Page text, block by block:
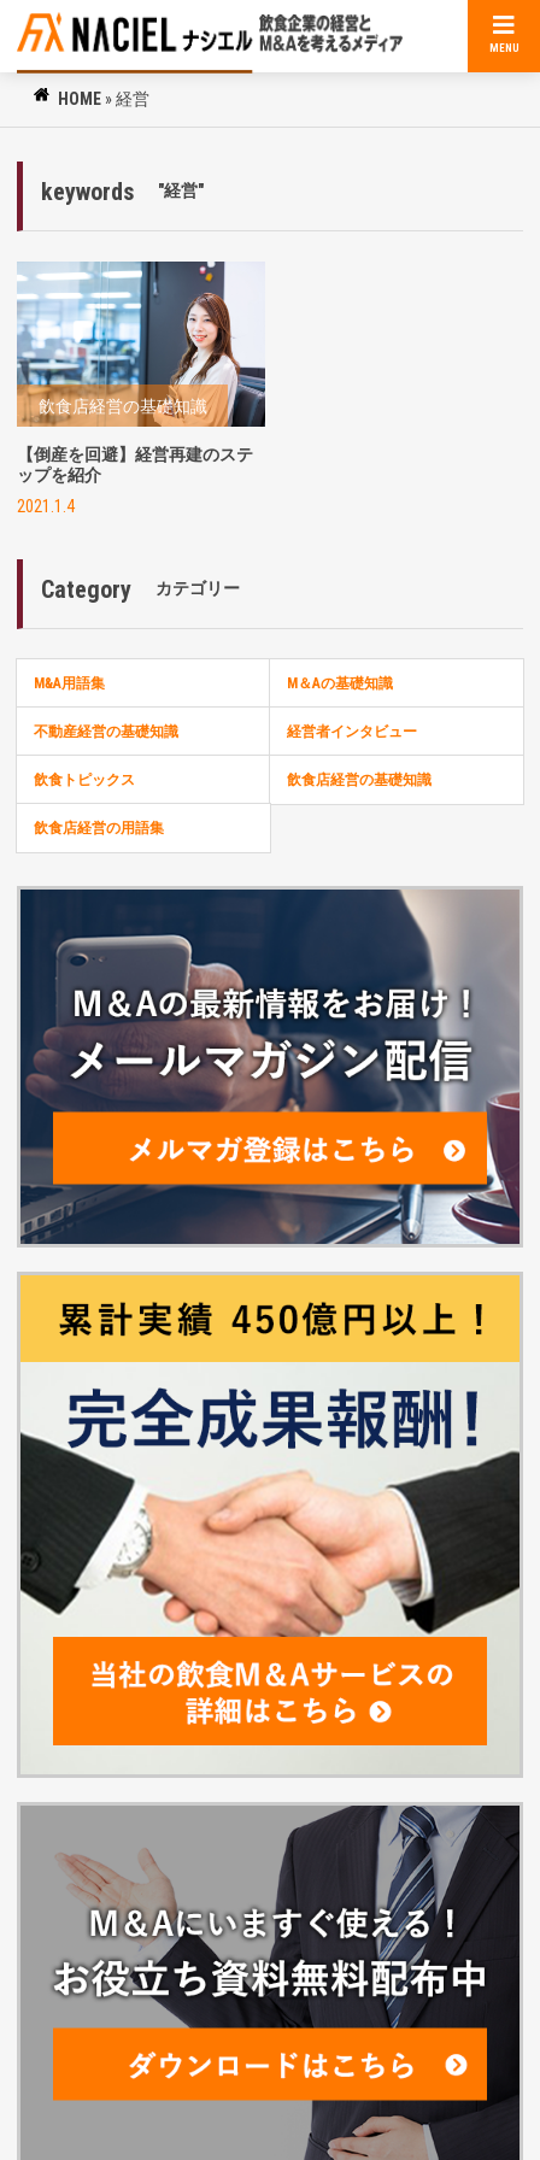
MENU
HOME »経営
keywords "経営"
飲食店経営の基礎知識
【倒産を回避】経営再建のステ
ップを紹介
2021.1.4
Category カテゴリー
M&A用語集 M＆Aの基礎知識
不動産経営の基礎知識 経営者インタビュー
飲食トピックス 飲食店経営の基礎知識
飲食店経営の用語集